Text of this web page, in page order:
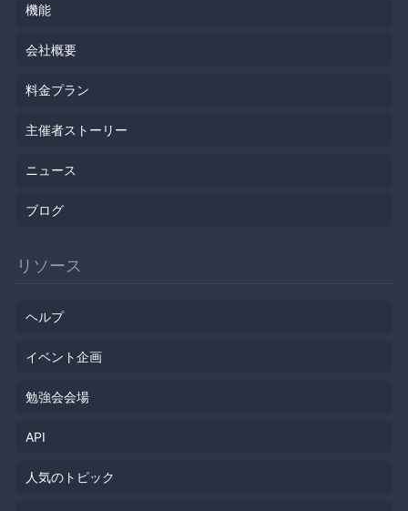
機能
会社概要
料金プラン
主催者ストーリー
ニュース
ブログ
リソース
ヘルプ
イベント企画
勉強会会場
API
人気のトピック